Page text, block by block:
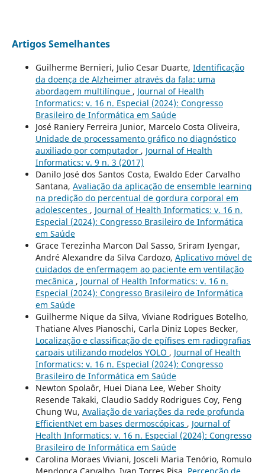
Artigos Semelhantes
Guilherme Bernieri, Julio Cesar Duarte, Identificação
da doença de Alzheimer através da fala: uma
abordagem multilíngue , Journal of Health
Informatics: v. 16 n. Especial (2024): Congresso
Brasileiro de Informática em Saúde
José Raniery Ferreira Junior, Marcelo Costa Oliveira,
Unidade de processamento gráfico no diagnóstico
auxiliado por computador , Journal of Health
Informatics: v. 9 n. 3 (2017)
Danilo José dos Santos Costa, Ewaldo Eder Carvalho
Santana, Avaliação da aplicação de ensemble learning
na predição do percentual de gordura corporal em
adolescentes , Journal of Health Informatics: v. 16 n.
Especial (2024): Congresso Brasileiro de Informática
em Saúde
Grace Terezinha Marcon Dal Sasso, Sriram Iyengar,
André Alexandre da Silva Cardozo, Aplicativo móvel de
cuidados de enfermagem ao paciente em ventilação
mecânica , Journal of Health Informatics: v. 16 n.
Especial (2024): Congresso Brasileiro de Informática
em Saúde
Guilherme Nique da Silva, Viviane Rodrigues Botelho,
Thatiane Alves Pianoschi, Carla Diniz Lopes Becker,
Localização e classificação de epífises em radiografias
carpais utilizando modelos YOLO , Journal of Health
Informatics: v. 16 n. Especial (2024): Congresso
Brasileiro de Informática em Saúde
Newton Spolaôr, Huei Diana Lee, Weber Shoity
Resende Takaki, Claudio Saddy Rodrigues Coy, Feng
Chung Wu, Avaliação de variações da rede profunda
EfficientNet em bases dermoscópicas , Journal of
Health Informatics: v. 16 n. Especial (2024): Congresso
Brasileiro de Informática em Saúde
Carolina Moraes Viviani, Josceli Maria Tenório, Romulo